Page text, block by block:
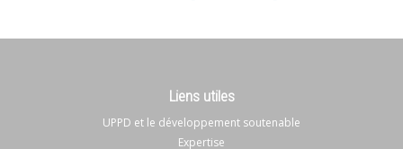
Liens utiles
UPPD et le développement soutenable
Expertise